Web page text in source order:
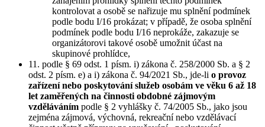
kontrolovat a osobě se nařizuje mu splnění podmínek
podle bodu I/16 prokázat; v případě, že osoba splnění
podmínek podle bodu I/16 neprokáže, zakazuje se
organizátorovi takové osobě umožnit účast na
skupinové prohlídce,
11. podle § 69 odst. 1 písm. i) zákona č. 258/2000 Sb. a § 2
odst. 2 písm. e) a i) zákona č. 94/2021 Sb., jde-li o provoz
zařízení nebo poskytování služeb osobám ve věku 6 až 18
let zaměřených na činnosti obdobné zájmovým
vzděláváním podle § 2 vyhlášky č. 74/2005 Sb., jako jsou
zejména zájmová, výchovná, rekreační nebo vzdělávací